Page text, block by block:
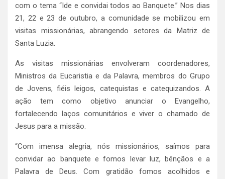
com o tema “Ide e convidai todos ao Banquete.” Nos dias
21, 22 e 23 de outubro, a comunidade se mobilizou em
visitas missionárias, abrangendo setores da Matriz de
Santa Luzia.
As visitas missionárias envolveram coordenadores,
Ministros da Eucaristia e da Palavra, membros do Grupo
de Jovens, fiéis leigos, catequistas e catequizandos. A
ação tem como objetivo anunciar o Evangelho,
fortalecendo laços comunitários e viver o chamado de
Jesus para a missão.
“Com imensa alegria, nós missionários, saímos para
convidar ao banquete e fomos levar luz, bênçãos e a
Palavra de Deus. Com gratidão fomos acolhidos e